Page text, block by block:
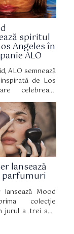
spiritul
Angeles în
ALO
ALO semnează
de Los
celebrează
bazată
mișcare și
sine.
lansează
parfumuri
lansează Mood
colecție
jurul a trei ape